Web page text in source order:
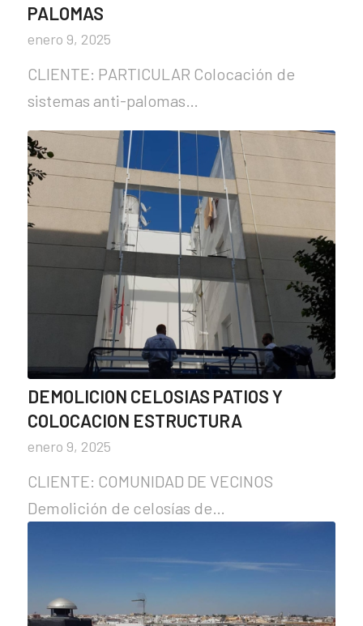
PALOMAS
enero 9, 2025
CLIENTE: PARTICULAR Colocación de
sistemas anti-palomas…
DEMOLICION CELOSIAS PATIOS Y
COLOCACION ESTRUCTURA
enero 9, 2025
CLIENTE: COMUNIDAD DE VECINOS
Demolición de celosías de…